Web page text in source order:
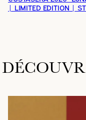
| LIMITED EDITION |